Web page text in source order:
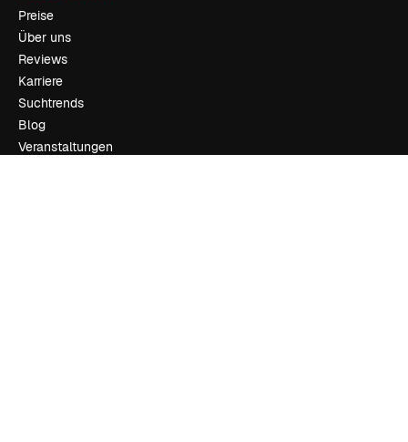
Preise
Über uns
Reviews
Karriere
Suchtrends
Blog
Veranstaltungen